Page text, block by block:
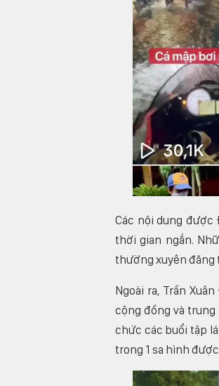
Các nội dung
thời gian ngắn.
thường xuyên đăng
Ngoài ra, Trần
cộng đồng và
chức các buổi tập
trong 1 sa hình